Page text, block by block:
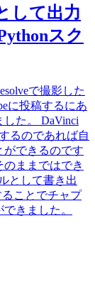
して出力
スク
で撮影した
に投稿するにあ
た。 DaVinci
るのであれば自
ができるのです
ままではでき
として書き出
ることでチャプ
きました。